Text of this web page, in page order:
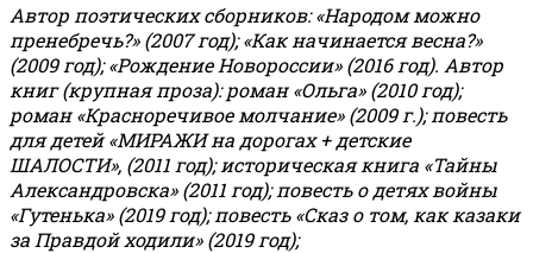
Автор поэтических сборников: «Народом можно
пренебречь?» (2007 год); «Как начинается весна?»
(2009 год); «Рождение Новороссии» (2016 год). Автор
книг (крупная проза): роман «Ольга» (2010 год);
роман «Красноречивое молчание» (2009 г.); повесть
для детей «МИРАЖИ на дорогах + детские
ШАЛОСТИ», (2011 год); историческая книга «Тайны
Александровска» (2011 год); повесть о детях войны
«Гутенька» (2019 год); повесть «Сказ о том, как казаки
за Правдой ходили» (2019 год);